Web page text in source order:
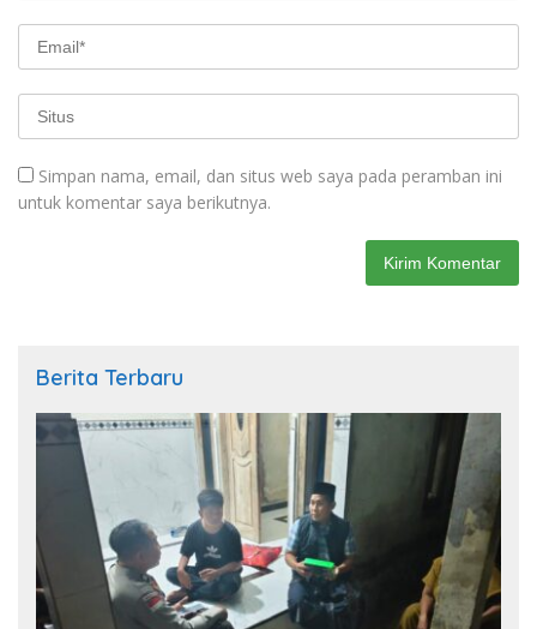
Simpan nama, email, dan situs web saya pada peramban ini
untuk komentar saya berikutnya.
Berita Terbaru